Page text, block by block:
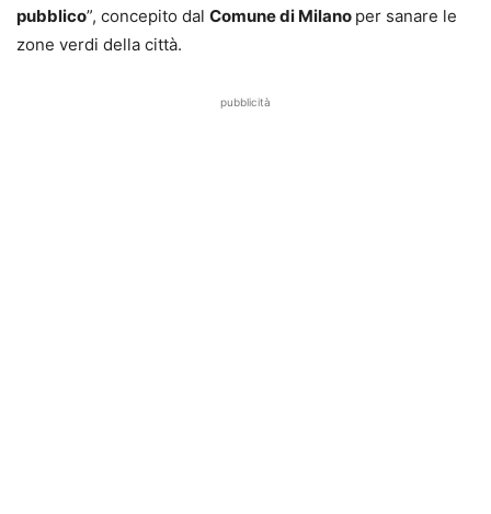
pubblico”, concepito dal Comune di Milano per sanare le
zone verdi della città.
pubblicità